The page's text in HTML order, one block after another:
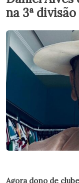
na 3ª
Agora dono de